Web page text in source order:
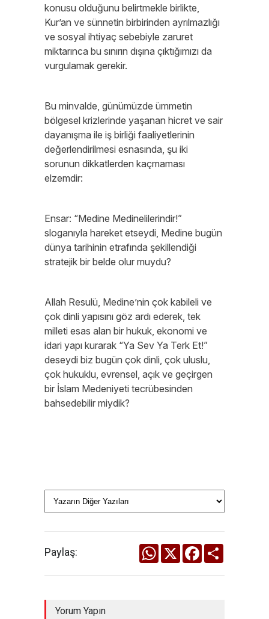
konusu olduğunu belirtmekle birlikte,
Kur’an ve sünnetin birbirinden ayrılmazlığı
ve sosyal ihtiyaç sebebiyle zaruret
miktarınca bu sınırın dışına çıktığımızı da
vurgulamak gerekir.
Bu minvalde, günümüzde ümmetin
bölgesel krizlerinde yaşanan hicret ve sair
dayanışma ile iş birliği faaliyetlerinin
değerlendirilmesi esnasında, şu iki
sorunun dikkatlerden kaçmaması
elzemdir:
Ensar: “Medine Medinelilerindir!”
sloganıyla hareket etseydi, Medine bugün
dünya tarihinin etrafında şekillendiği
stratejik bir belde olur muydu?
Allah Resulü, Medine’nin çok kabileli ve
çok dinli yapısını göz ardı ederek, tek
milleti esas alan bir hukuk, ekonomi ve
idari yapı kurarak “Ya Sev Ya Terk Et!”
deseydi biz bugün çok dinli, çok uluslu,
çok hukuklu, evrensel, açık ve geçirgen
bir İslam Medeniyeti tecrübesinden
bahsedebilir miydik?
Paylaş: WhatsApp
X Facebook
Yorum Yapın